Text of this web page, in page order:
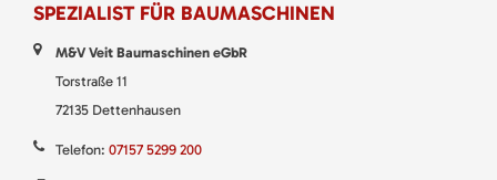
SPEZIALIST FÜR BAUMASCHINEN
M&V Veit Baumaschinen eGbR
Torstraße 11
72135 Dettenhausen
Telefon: 07157 5299 200